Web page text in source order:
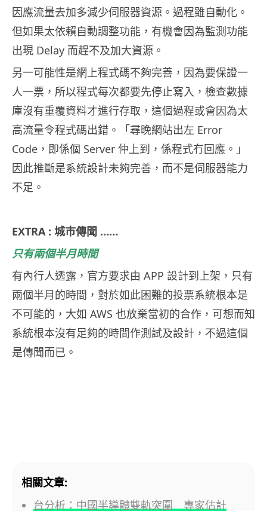
因應流量去加多減少伺服器資源。過程雖自動化。
但如果太依賴自動調整功能，有機會因為監測功能
出現 Delay 而趕不及加大資源。
另一可能性是網上程式碼不夠完善，因為要保證一
人一票，所以程式每次都要先停止寫入，檢查數據
庫沒有重覆資料才進行存取，這個過程或會因為太
高流量令程式碼出錯。「尋晚網站出左 Error
Code，即係個 Server 仲上到，係程式冇回應。」
因此推斷是系統設計未夠完善，而不是伺服器能力
不足。
EXTRA : 城巿傳聞 ……
只有兩個半月時間
有內行人透露，官方要求由 APP 設計到上架，只有
兩個半月的時間，對於如此困難的投票系統根本是
不可能的，大如 AWS 也放棄當初的合作，可想而知
系統根本沒有足夠的時間作測試及設計，不過這個
是傳聞而已。
相關文章:
台分析：中國半導體雙軌突圍 專家估計